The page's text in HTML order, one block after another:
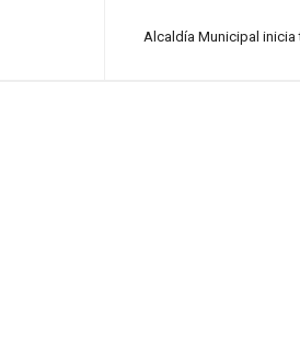
Alcaldía Municipal inicia